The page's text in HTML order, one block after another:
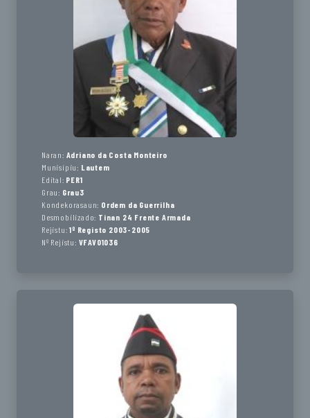
Naran: Adriano da Costa Monteiro
Munisípiu: Lautem
Edital: PER1
Grau: Grau3
Kondekorasaun: Ordem da Guerrilha
Desmobilizado: Tinan 24 Frente Armada
Rejistu: 1º Registo 2003-2005
Nº Rejistu: VFAV01036